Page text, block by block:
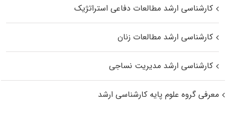
کارشناسی ارشد مطالعات دفاعی استراتژیک
کارشناسی ارشد مطالعات زنان
کارشناسی ارشد مدیریت نساجی
معرفی گروه علوم پایه کارشناسی ارشد